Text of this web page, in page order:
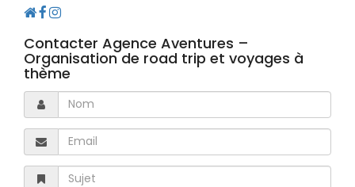
Contacter Agence Aventures –
Organisation de road trip et voyages à
thème
Nom
Email
Sujet